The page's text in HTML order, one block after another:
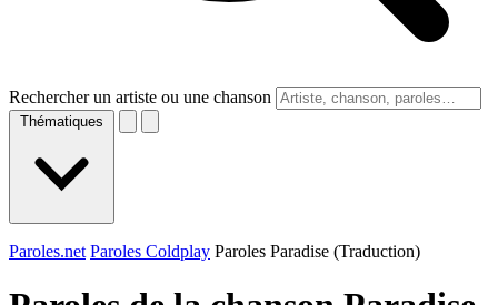
Rechercher un artiste ou une chanson
Thématiques
Paroles.net Paroles Coldplay Paroles Paradise (Traduction)